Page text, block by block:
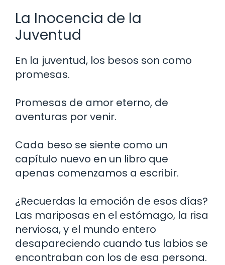
La Inocencia de la
Juventud
En la juventud, los besos son como
promesas.
Promesas de amor eterno, de
aventuras por venir.
Cada beso se siente como un
capítulo nuevo en un libro que
apenas comenzamos a escribir.
¿Recuerdas la emoción de esos días?
Las mariposas en el estómago, la risa
nerviosa, y el mundo entero
desapareciendo cuando tus labios se
encontraban con los de esa persona.